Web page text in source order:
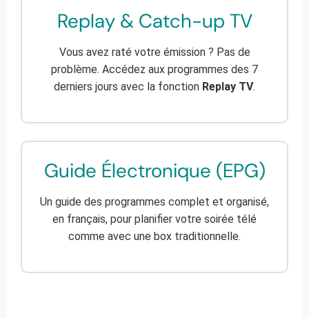
Replay & Catch-up TV
Vous avez raté votre émission ? Pas de
problème. Accédez aux programmes des 7
derniers jours avec la fonction Replay TV.
Guide Électronique (EPG)
Un guide des programmes complet et organisé,
en français, pour planifier votre soirée télé
comme avec une box traditionnelle.